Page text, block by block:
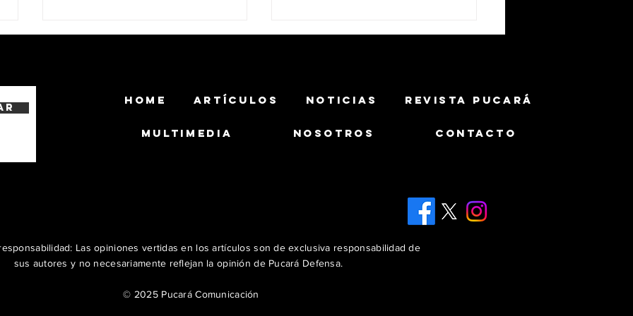
con el misil MAX 1.2 AC
HOME ARTÍCULOS NOTICIAS REVISTA PUCARÁ
MULTIMEDIA NOSOTROS CONTACTO
Las opiniones vertidas en los artículos son de exclusiva responsabilidad de
sus autores y no necesariamente reflejan la opinión de Pucará Defensa.
© 2025 Pucará Comunicación